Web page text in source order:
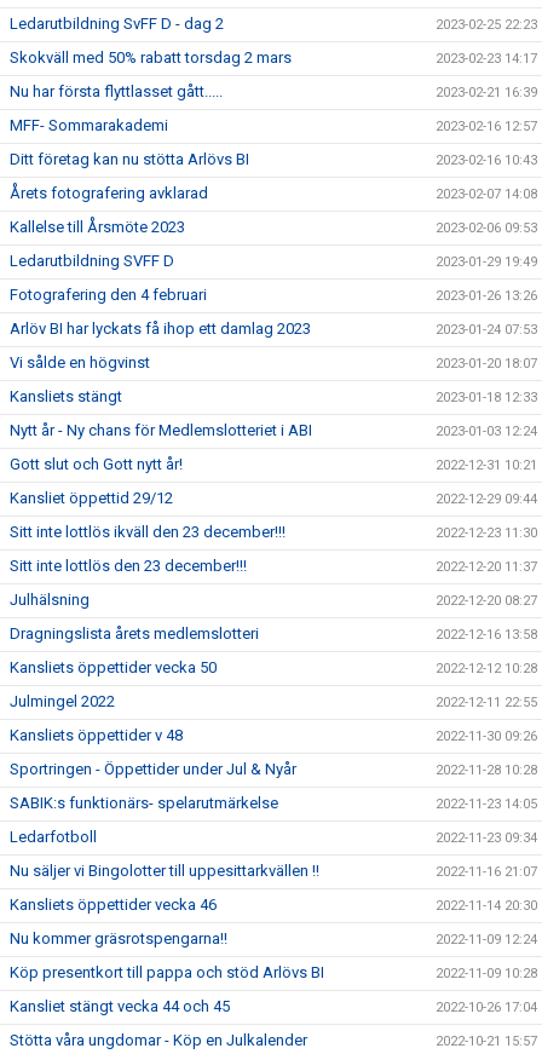
Ledarutbildning SvFF D - dag 2 2023-02-25 22:23
Skokväll med 50% rabatt torsdag 2 mars 2023-02-23 14:17
Nu har första flyttlasset gått..... 2023-02-21 16:39
MFF- Sommarakademi 2023-02-16 12:57
Ditt företag kan nu stötta Arlövs BI 2023-02-16 10:43
Årets fotografering avklarad 2023-02-07 14:08
Kallelse till Årsmöte 2023 2023-02-06 09:53
Ledarutbildning SVFF D 2023-01-29 19:49
Fotografering den 4 februari 2023-01-26 13:26
Arlöv BI har lyckats få ihop ett damlag 2023 2023-01-24 07:53
Vi sålde en högvinst 2023-01-20 18:07
Kansliets stängt 2023-01-18 12:33
Nytt år - Ny chans för Medlemslotteriet i ABI 2023-01-03 12:24
Gott slut och Gott nytt år! 2022-12-31 10:21
Kansliet öppettid 29/12 2022-12-29 09:44
Sitt inte lottlös ikväll den 23 december!!! 2022-12-23 11:30
Sitt inte lottlös den 23 december!!! 2022-12-20 11:37
Julhälsning 2022-12-20 08:27
Dragningslista årets medlemslotteri 2022-12-16 13:58
Kansliets öppettider vecka 50 2022-12-12 10:28
Julmingel 2022 2022-12-11 22:55
Kansliets öppettider v 48 2022-11-30 09:26
Sportringen - Öppettider under Jul & Nyår 2022-11-28 10:28
SABIK:s funktionärs- spelarutmärkelse 2022-11-23 14:05
Ledarfotboll 2022-11-23 09:34
Nu säljer vi Bingolotter till uppesittarkvällen !! 2022-11-16 21:07
Kansliets öppettider vecka 46 2022-11-14 20:30
Nu kommer gräsrotspengarna!! 2022-11-09 12:24
Köp presentkort till pappa och stöd Arlövs BI 2022-11-09 10:28
Kansliet stängt vecka 44 och 45 2022-10-26 17:04
Stötta våra ungdomar - Köp en Julkalender 2022-10-21 15:57